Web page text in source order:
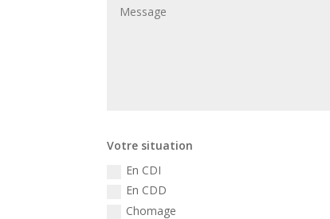
Votre situation
En CDI
En CDD
Chomage